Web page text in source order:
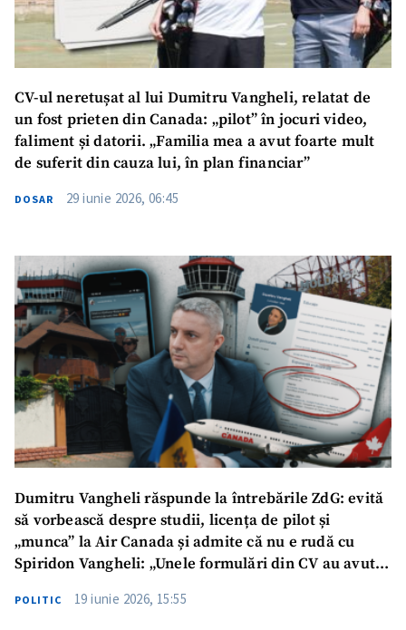
CV-ul neretușat al lui Dumitru Vangheli, relatat de
un fost prieten din Canada: „pilot” în jocuri video,
faliment și datorii. „Familia mea a avut foarte mult
de suferit din cauza lui, în plan financiar”
DOSAR 29 iunie 2026, 06:45
Dumitru Vangheli răspunde la întrebările ZdG: evită
să vorbească despre studii, licența de pilot și
„munca” la Air Canada și admite că nu e rudă cu
Spiridon Vangheli: „Unele formulări din CV au avut
POLITIC 19 iunie 2026, 15:55